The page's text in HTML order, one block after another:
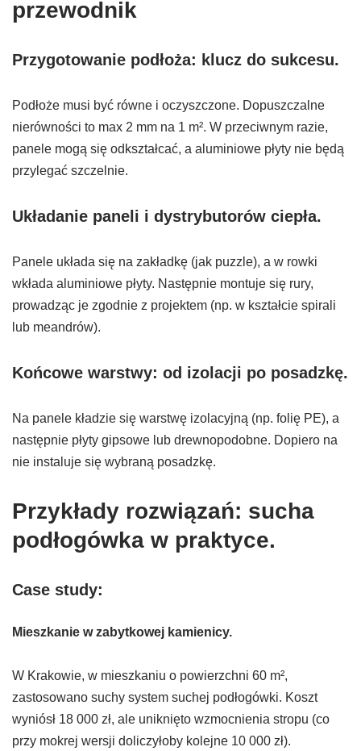
przewodnik
Przygotowanie podłoża: klucz do sukcesu.
Podłoże musi być równe i oczyszczone. Dopuszczalne
nierówności to max 2 mm na 1 m². W przeciwnym razie,
panele mogą się odkształcać, a aluminiowe płyty nie będą
przylegać szczelnie.
Układanie paneli i dystrybutorów ciepła.
Panele układa się na zakładkę (jak puzzle), a w rowki
wkłada aluminiowe płyty. Następnie montuje się rury,
prowadząc je zgodnie z projektem (np. w kształcie spirali
lub meandrów).
Końcowe warstwy: od izolacji po posadzkę.
Na panele kładzie się warstwę izolacyjną (np. folię PE), a
następnie płyty gipsowe lub drewnopodobne. Dopiero na
nie instaluje się wybraną posadzkę.
Przykłady rozwiązań: sucha
podłogówka w praktyce.
Case study:
Mieszkanie w zabytkowej kamienicy.
W Krakowie, w mieszkaniu o powierzchni 60 m²,
zastosowano suchy system suchej podłogówki. Koszt
wyniósł 18 000 zł, ale uniknięto wzmocnienia stropu (co
przy mokrej wersji doliczyłoby kolejne 10 000 zł).